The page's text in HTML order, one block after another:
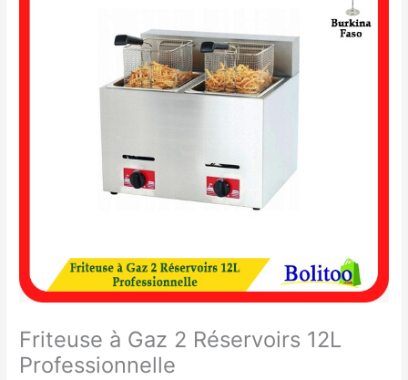
Friteuse à Gaz 2 Réservoirs 12L
Professionnelle